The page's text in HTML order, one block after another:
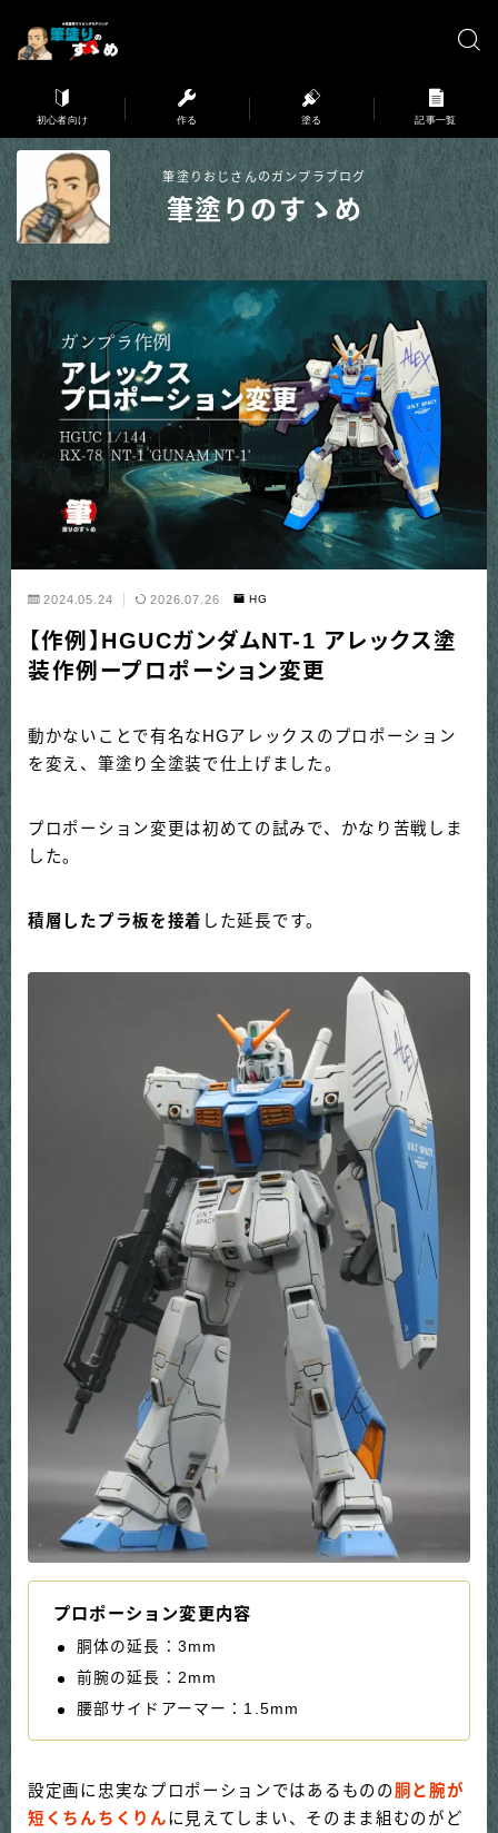
初心者向け 作る 塗る 記事一覧
※弊サイトはアフィリエイト広告を利用しています。
筆塗りおじさんのガンプラブログ
筆塗りのすゝめ
2024.05.24 2026.07.26 HG
【作例】HGUCガンダムNT-1 アレックス塗
装作例ープロポーション変更
動かないことで有名なHGアレックスのプロポーション
を変え、筆塗り全塗装で仕上げました。
プロポーション変更は初めての試みで、かなり苦戦しま
した。
積層したプラ板を接着 した延長です。
プロポーション変更内容
胴体の延長：3mm
前腕の延長：2mm
腰部サイドアーマー：1.5mm
設定画に忠実なプロポーションではあるものの胴と腕が
短くちんちくりんに見えてしまい、そのまま組むのがど